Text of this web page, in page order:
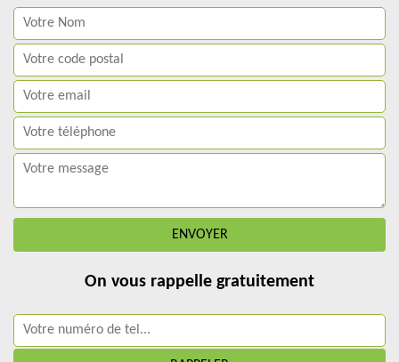
On vous rappelle gratuitement